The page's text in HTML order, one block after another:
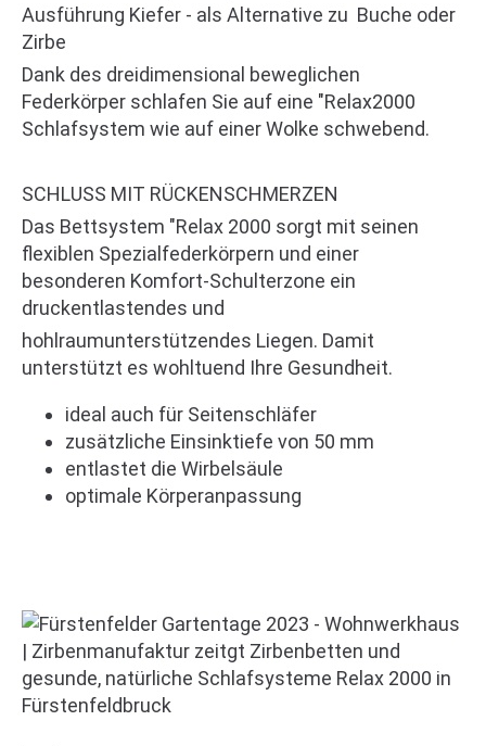
Ausführung Kiefer - als Alternative zu Buche oder
Zirbe
Dank des dreidimensional beweglichen
Federkörper schlafen Sie auf eine "Relax2000
Schlafsystem wie auf einer Wolke schwebend.
SCHLUSS MIT RÜCKENSCHMERZEN
Das Bettsystem "Relax 2000 sorgt mit seinen
flexiblen Spezialfederkörpern und einer
besonderen Komfort-Schulterzone ein
druckentlastendes und
hohlraumunterstützendes Liegen. Damit
unterstützt es wohltuend Ihre Gesundheit.
ideal auch für Seitenschläfer
zusätzliche Einsinktiefe von 50 mm
entlastet die Wirbelsäule
optimale Körperanpassung